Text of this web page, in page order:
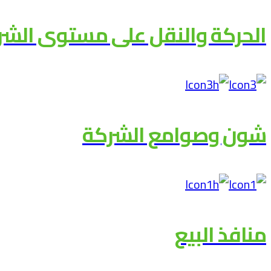
الحركة والنقل على مستوى
شون وصوامع الشركة
منافذ البيع